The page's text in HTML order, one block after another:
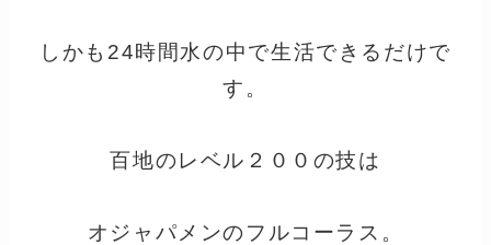
しかも24時間水の中で生活できるだけで
す。
百地のレベル２００の技は
オジャパメンのフルコーラス。